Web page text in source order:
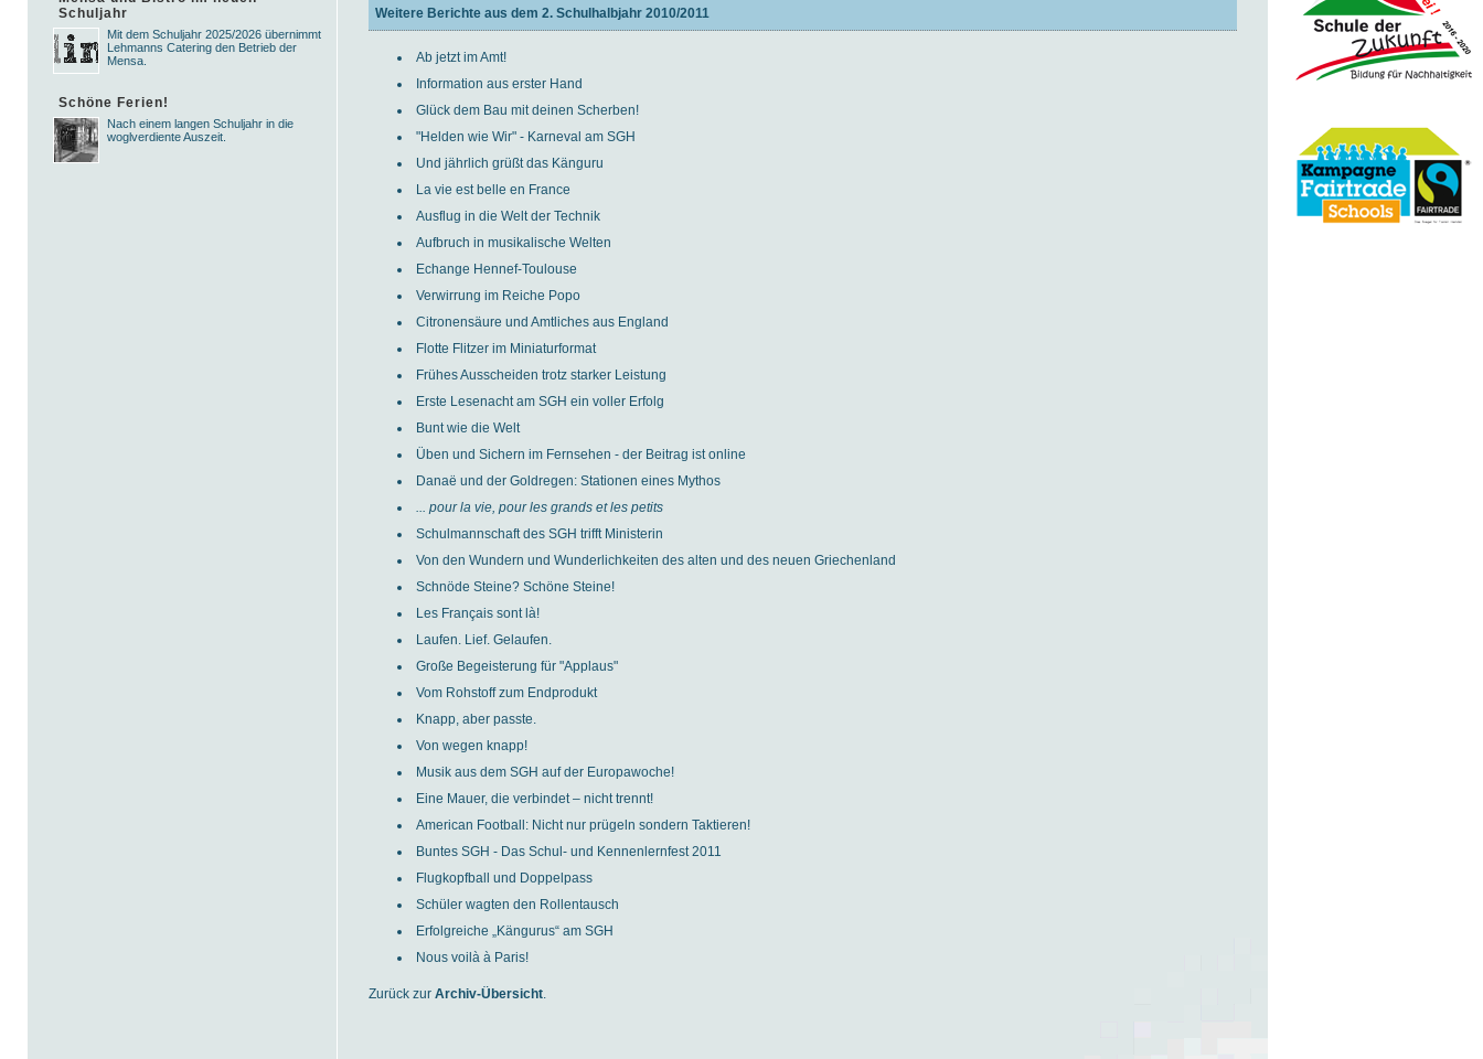
Schuljahr
Mit dem Schuljahr 2025/2026 übernimmt
Lehmanns Catering den Betrieb der
Mensa.
Schöne Ferien!
Nach einem langen Schuljahr in die
woglverdiente Auszeit.
Weitere Berichte aus dem 2. Schulhalbjahr 2010/2011
Ab jetzt im Amt!
Information aus erster Hand
Glück dem Bau mit deinen Scherben!
"Helden wie Wir" - Karneval am SGH
Und jährlich grüßt das Känguru
La vie est belle en France
Ausflug in die Welt der Technik
Aufbruch in musikalische Welten
Echange Hennef-Toulouse
Verwirrung im Reiche Popo
Citronensäure und Amtliches aus England
Flotte Flitzer im Miniaturformat
Frühes Ausscheiden trotz starker Leistung
Erste Lesenacht am SGH ein voller Erfolg
Bunt wie die Welt
Üben und Sichern im Fernsehen - der Beitrag ist online
Danaë und der Goldregen: Stationen eines Mythos
... pour la vie, pour les grands et les petits
Schulmannschaft des SGH trifft Ministerin
Von den Wundern und Wunderlichkeiten des alten und des neuen Griechenland
Schnöde Steine? Schöne Steine!
Les Français sont là!
Laufen. Lief. Gelaufen.
Große Begeisterung für "Applaus"
Vom Rohstoff zum Endprodukt
Knapp, aber passte.
Von wegen knapp!
Musik aus dem SGH auf der Europawoche!
Eine Mauer, die verbindet – nicht trennt!
American Football: Nicht nur prügeln sondern Taktieren!
Buntes SGH - Das Schul- und Kennenlernfest 2011
Flugkopfball und Doppelpass
Schüler wagten den Rollentausch
Erfolgreiche „Kängurus“ am SGH
Nous voilà à Paris!
Zurück zur Archiv-Übersicht.